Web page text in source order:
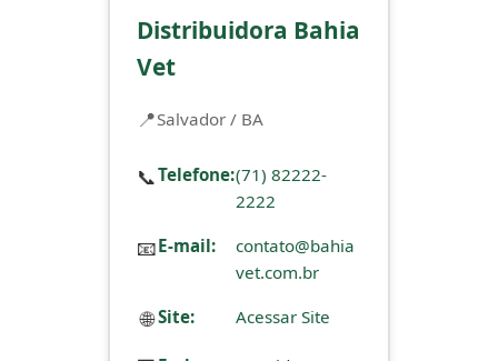
Distribuidora Bahia
Vet
Salvador / BA
📞Telefone:(71) 82222-
2222
📧E-mail:
contato@bahia
vet.com.br
🌐 Site: Acessar Site